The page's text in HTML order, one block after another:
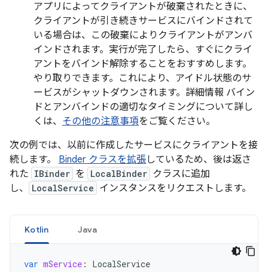
アプリによってクライアントが破棄されたときに、
クライアントが引き続きサービスにバインドされて
いる場合は、この破棄によりクライアントがアンバ
インドされます。実行が完了したら、すぐにクライ
アントをバインド解除することをおすすめします。
やり取りできます。これにより、アイドル状態のサ
ービスがシャットダウンされます。詳細情報 バイン
ドとアンバインドの適切なタイミングについて詳し
くは、 その他の注意事項をご覧ください。
次の例では、以前に作成したサービスにクライアントを接
続します。 Binder クラスを拡張しているため、後は返さ
れた IBinder を LocalBinder クラスに追加
し、
LocalService インスタンスをリクエストします。
Kotlin Java
var mService : LocalService